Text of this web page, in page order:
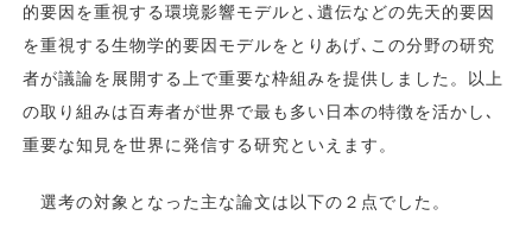
的要因を重視する環境影響モデルと､遺伝などの先天的要因
を重視する生物学的要因モデルをとりあげ､この分野の研究
者が議論を展開する上で重要な枠組みを提供しました。以上
の取り組みは百寿者が世界で最も多い日本の特徴を活かし､
重要な知見を世界に発信する研究といえます。
選考の対象となった主な論文は以下の２点でした。